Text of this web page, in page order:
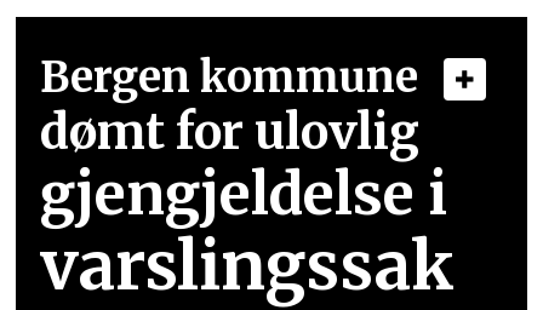
Bergen kommune
dømt for ulovlig
gjengjeldelse i
varslingssak